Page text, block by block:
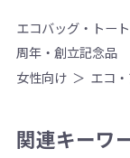
エコバッグ・トー
周年・創立記念品
女性向け
エコ
関連キーワ